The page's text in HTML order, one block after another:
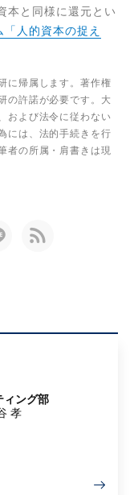
本と同様に還元とい
人的資本の捉え
に帰属します。著作権
の許諾が必要です。大
および法令に従わない
には、法的手続きを行
者の所属・肩書きは現
ィング部
孝